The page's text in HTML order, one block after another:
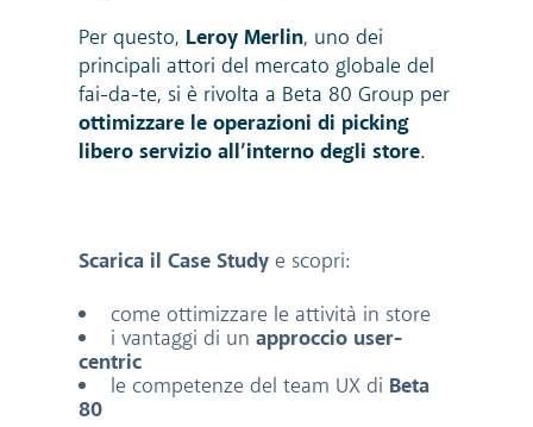
Per questo, Leroy Merlin, uno dei
principali attori del mercato globale del
fai-da-te, si è rivolta a Beta 80 Group per
ottimizzare le operazioni di picking
libero servizio all’interno degli store.
Scarica il Case Studye scopri:
come ottimizzare le attività in store
i vantaggi di un approccio user-
centric
le competenze del team UX di Beta
80